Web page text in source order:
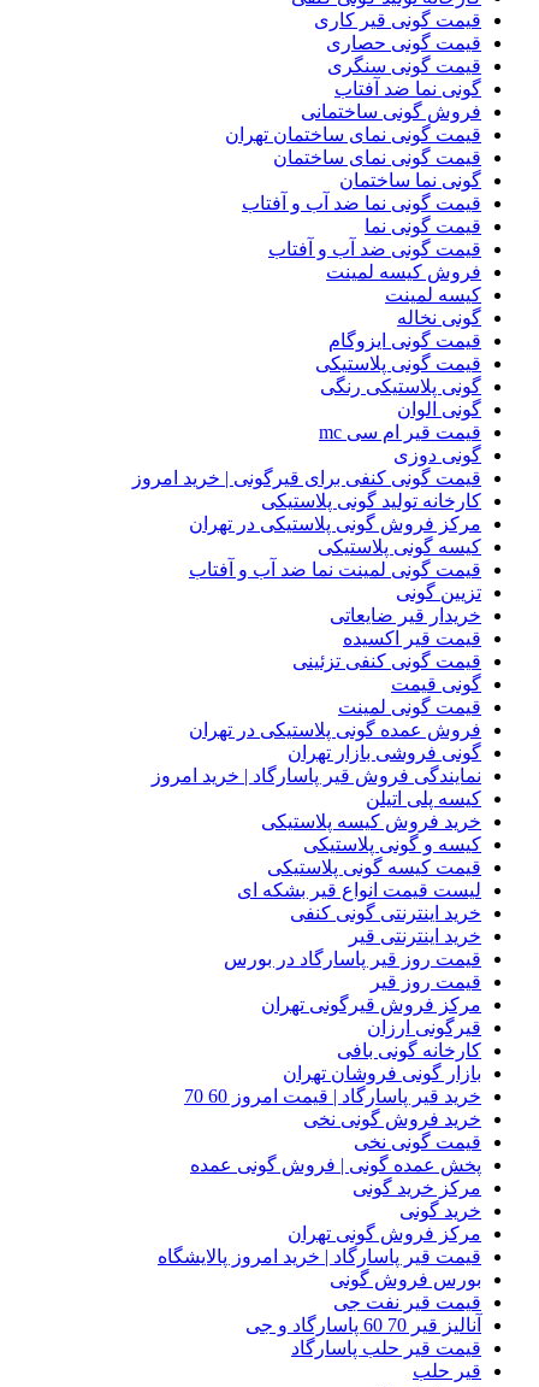
قیمت گونی قیر کاری
قیمت گونی حصاری
قیمت گونی سنگری
گونی نما ضد آفتاب
فروش گونی ساختمانی
قیمت گونی نمای ساختمان تهران
قیمت گونی نمای ساختمان
گونی نما ساختمان
قیمت گونی نما ضد آب و آفتاب
قیمت گونی نما
قیمت گونی ضد آب و آفتاب
فروش کیسه لمینت
کیسه لمینت
گونی نخاله
قیمت گونی ایزوگام
قیمت گونی پلاستیکی
گونی پلاستیکی رنگی
گونی الوان
قیمت قیر ام سی mc
گونی دوزی
قیمت گونی کنفی برای قیرگونی | خرید امروز
کارخانه تولید گونی پلاستیکی
مرکز فروش گونی پلاستیکی در تهران
کیسه گونی پلاستیکی
قیمت گونی لمینت نما ضد آب و آفتاب
تزیین گونی
خریدار قیر ضایعاتی
قیمت قیر اکسیده
قیمت گونی کنفی تزئینی
گونی قیمت
قیمت گونی لمینت
فروش عمده گونی پلاستیکی در تهران
گونی فروشی بازار تهران
نمایندگی فروش قیر پاسارگاد | خرید امروز
کیسه پلی اتیلن
خرید فروش کیسه پلاستیکی
کیسه و گونی پلاستیکی
قیمت کیسه گونی پلاستیکی
لیست قیمت انواع قیر بشکه ای
خرید اینترنتی گونی کنفی
خرید اینترنتی قیر
قیمت روز قیر پاسارگاد در بورس
قیمت روز قیر
مرکز فروش قیرگونی تهران
قیرگونی ارزان
کارخانه گونی بافی
بازار گونی فروشان تهران
خرید قیر پاسارگاد | قیمت امروز 60 70
خرید فروش گونی نخی
قیمت گونی نخی
پخش عمده گونی | فروش گونی عمده
مرکز خرید گونی
خرید گونی
مرکز فروش گونی تهران
قیمت قیر پاسارگاد | خرید امروز پالایشگاه
بورس فروش گونی
قیمت قیر نفت جی
آنالیز قیر 70 60 پاسارگاد و جی
قیمت قیر حلب پاسارگاد
قیر حلب